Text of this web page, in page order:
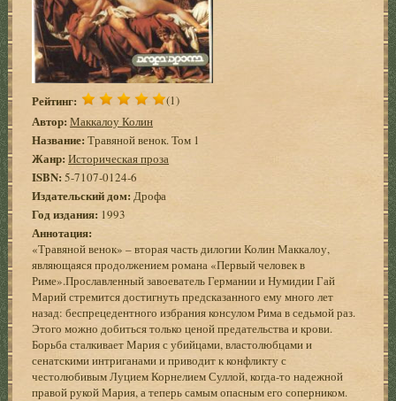
Рейтинг: (1)
Автор: Маккалоу Колин
Название: Травяной венок. Том 1
Жанр: Историческая проза
ISBN:5-7107-0124-6
Издательский дом: Дрофа
Год издания: 1993
Аннотация:
«Травяной венок» – вторая часть дилогии Колин Маккалоу,
являющаяся продолжением романа «Первый человек в
Риме».Прославленный завоеватель Германии и Нумидии Гай
Марий стремится достигнуть предсказанного ему много лет
назад: беспрецедентного избрания консулом Рима в седьмой раз.
Этого можно добиться только ценой предательства и крови.
Борьба сталкивает Мария с убийцами, властолюбцами и
сенатскими интриганами и приводит к конфликту с
честолюбивым Луцием Корнелием Суллой, когда-то надежной
правой рукой Мария, а теперь самым опасным его соперником.